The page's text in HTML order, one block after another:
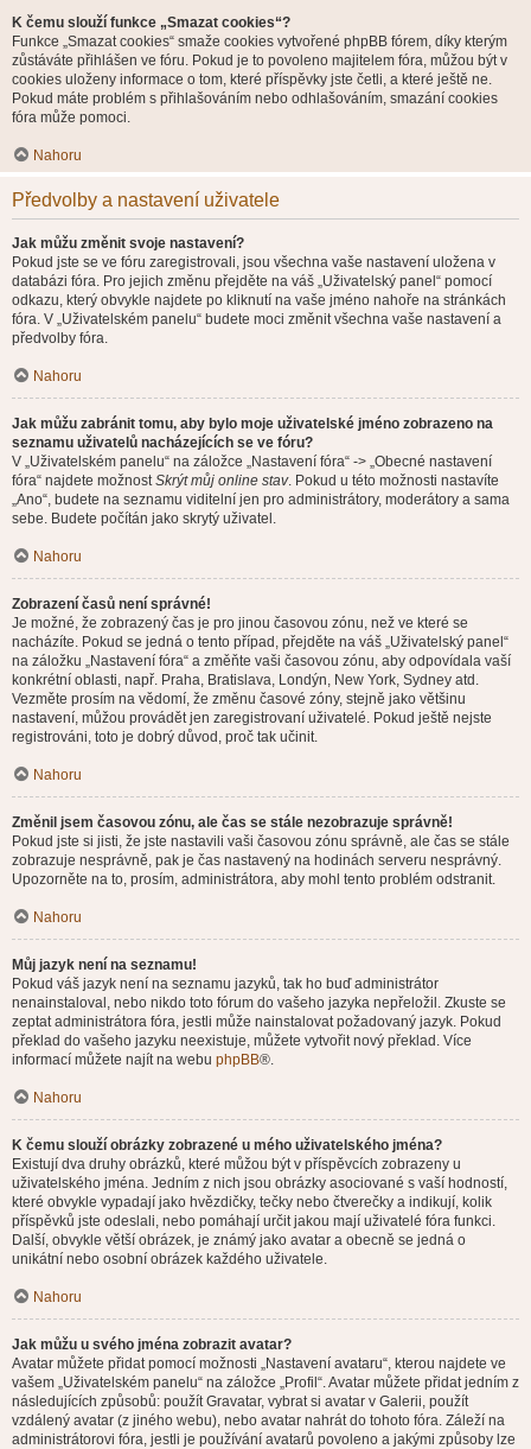
K čemu slouží funkce „Smazat cookies“?
Funkce „Smazat cookies“ smaže cookies vytvořené phpBB fórem, díky kterým
zůstáváte přihlášen ve fóru. Pokud je to povoleno majitelem fóra, můžou být v
cookies uloženy informace o tom, které příspěvky jste četli, a které ještě ne.
Pokud máte problém s přihlašováním nebo odhlašováním, smazání cookies
fóra může pomoci.
Nahoru
Předvolby a nastavení uživatele
Jak můžu změnit svoje nastavení?
Pokud jste se ve fóru zaregistrovali, jsou všechna vaše nastavení uložena v
databázi fóra. Pro jejich změnu přejděte na váš „Uživatelský panel“ pomocí
odkazu, který obvykle najdete po kliknutí na vaše jméno nahoře na stránkách
fóra. V „Uživatelském panelu“ budete moci změnit všechna vaše nastavení a
předvolby fóra.
Nahoru
Jak můžu zabránit tomu, aby bylo moje uživatelské jméno zobrazeno na
seznamu uživatelů nacházejících se ve fóru?
V „Uživatelském panelu“ na záložce „Nastavení fóra“ -> „Obecné nastavení
fóra“ najdete možnostSkrýt můj online stav. Pokud u této možnosti nastavíte
„Ano“, budete na seznamu viditelní jen pro administrátory, moderátory a sama
sebe. Budete počítán jako skrytý uživatel.
Nahoru
Zobrazení časů není správné!
Je možné, že zobrazený čas je pro jinou časovou zónu, než ve které se
nacházíte. Pokud se jedná o tento případ, přejděte na váš „Uživatelský panel“
na záložku „Nastavení fóra“ a změňte vaši časovou zónu, aby odpovídala vaší
konkrétní oblasti, např. Praha, Bratislava, Londýn, New York, Sydney atd.
Vezměte prosím na vědomí, že změnu časové zóny, stejně jako většinu
nastavení, můžou provádět jen zaregistrovaní uživatelé. Pokud ještě nejste
registrováni, toto je dobrý důvod, proč tak učinit.
Nahoru
Změnil jsem časovou zónu, ale čas se stále nezobrazuje správně!
Pokud jste si jisti, že jste nastavili vaši časovou zónu správně, ale čas se stále
zobrazuje nesprávně, pak je čas nastavený na hodinách serveru nesprávný.
Upozorněte na to, prosím, administrátora, aby mohl tento problém odstranit.
Nahoru
Můj jazyk není na seznamu!
Pokud váš jazyk není na seznamu jazyků, tak ho buď administrátor
nenainstaloval, nebo nikdo toto fórum do vašeho jazyka nepřeložil. Zkuste se
zeptat administrátora fóra, jestli může nainstalovat požadovaný jazyk. Pokud
překlad do vašeho jazyku neexistuje, můžete vytvořit nový překlad. Více
informací můžete najít na webu phpBB®.
Nahoru
K čemu slouží obrázky zobrazené u mého uživatelského jména?
Existují dva druhy obrázků, které můžou být v příspěvcích zobrazeny u
uživatelského jména. Jedním z nich jsou obrázky asociované s vaší hodností,
které obvykle vypadají jako hvězdičky, tečky nebo čtverečky a indikují, kolik
příspěvků jste odeslali, nebo pomáhají určit jakou mají uživatelé fóra funkci.
Další, obvykle větší obrázek, je známý jako avatar a obecně se jedná o
unikátní nebo osobní obrázek každého uživatele.
Nahoru
Jak můžu u svého jména zobrazit avatar?
Avatar můžete přidat pomocí možnosti „Nastavení avataru“, kterou najdete ve
vašem „Uživatelském panelu“ na záložce „Profil“. Avatar můžete přidat jedním z
následujících způsobů: použít Gravatar, vybrat si avatar v Galerii, použít
vzdálený avatar (z jiného webu), nebo avatar nahrát do tohoto fóra. Záleží na
administrátorovi fóra, jestli je používání avatarů povoleno a jakými způsoby lze